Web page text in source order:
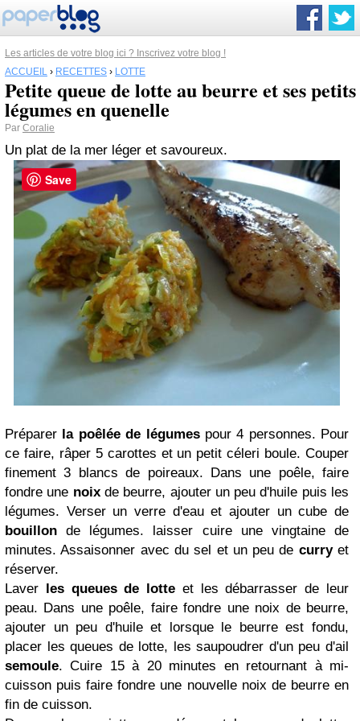
Les articles de votre blog ici ? Inscrivez votre blog !
ACCUEIL › RECETTES › LOTTE
Petite queue de lotte au beurre et ses petits
légumes en quenelle
Par Coralie
Un plat de la mer léger et savoureux.
Préparer la poêlée de légumespour 4 personnes. Pour
ce faire, râper 5 carottes et un petit céleri boule. Couper
finement 3 blancs de poireaux. Dans une poêle, faire
fondre une noixde beurre, ajouter un peu d'huile puis les
légumes. Verser un verre d'eau et ajouter un cube de
bouillon de légumes. laisser cuire une vingtaine de
minutes. Assaisonner avec du sel et un peu de curryet
réserver.
Laver les queues de lotte et les débarrasser de leur
peau. Dans une poêle, faire fondre une noix de beurre,
ajouter un peu d'huile et lorsque le beurre est fondu,
placer les queues de lotte, les saupoudrer d'un peu d'ail
semoule. Cuire 15 à 20 minutes en retournant à mi-
cuisson puis faire fondre une nouvelle noix de beurre en
fin de cuisson.
Save